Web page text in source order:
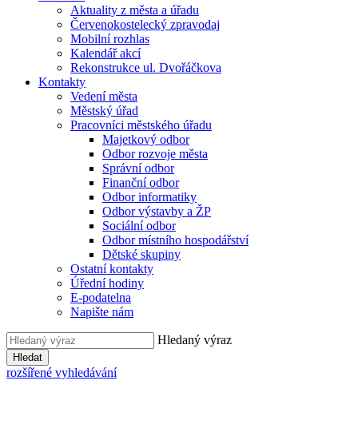
Aktuality z města a úřadu
Červenokostelecký zpravodaj
Mobilní rozhlas
Kalendář akcí
Rekonstrukce ul. Dvořáčkova
Kontakty
Vedení města
Městský úřad
Pracovníci městského úřadu
Majetkový odbor
Odbor rozvoje města
Správní odbor
Finanční odbor
Odbor informatiky
Odbor výstavby a ŽP
Sociální odbor
Odbor místního hospodářství
Dětské skupiny
Ostatní kontakty
Úřední hodiny
E-podatelna
Napište nám
Hledaný výraz
Hledat
rozšířené vyhledávání